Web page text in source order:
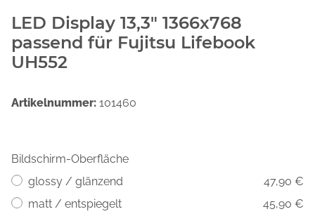
LED Display 13,3" 1366x768
passend für Fujitsu Lifebook
UH552
Artikelnummer: 101460
Bildschirm-Oberfläche
glossy / glänzend
47,90 €
matt / entspiegelt
45,90 €